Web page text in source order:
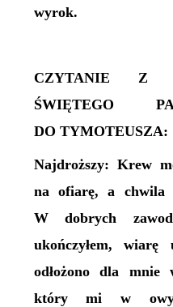
wyrok.
CZYTANIE Z
ŚWIĘTEGO
DO TYMOTEUSZA:
Najdroższy: Krew
na ofiarę, a chwila
W dobrych
ukończyłem, wiarę
odłożono dla mnie
który mi w